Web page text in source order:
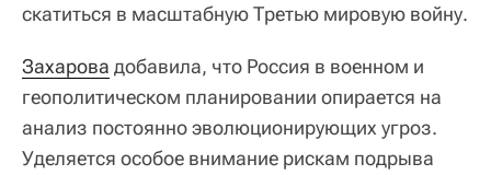
скатиться в масштабную Третью мировую войну.
Захарова добавила, что Россия в военном и
геополитическом планировании опирается на
анализ постоянно эволюционирующих угроз.
Уделяется особое внимание рискам подрыва